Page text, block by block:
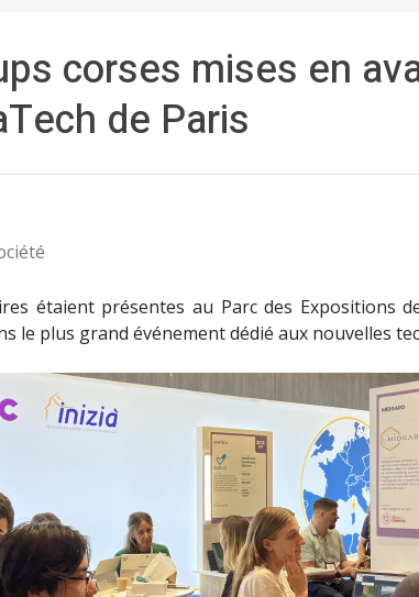
corses mises en
de Paris
étaient présentes au Parc des Expositions
le plus grand événement dédié aux nouvelles